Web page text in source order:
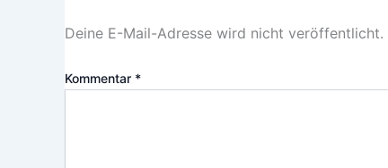
Deine E-Mail-Adresse wird nicht veröffentlicht.
Kommentar *